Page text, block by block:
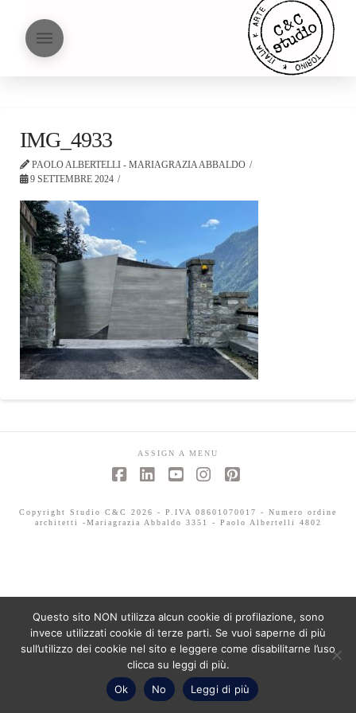
IMG_4933
PAOLO ALBERTELLI - MARIAGRAZIA ABBALDO
9 SETTEMBRE 2024
ASSIGN A MENU
Copyright Studio C&C 2026 - P.IVA 08601070017 - Numero ordine
architetti -Mariagrazia Abbaldo 3351 - Paolo Albertelli 4802
Questo sito NON utilizza alcun cookie di profilazione, sono
invece utilizzati cookie di terze parti. Se vuoi saperne di più
sull’utilizzo dei cookie nel sito e leggere come disabilitarne l’uso
clicca su leggi di più.
Ok
No Leggi di più